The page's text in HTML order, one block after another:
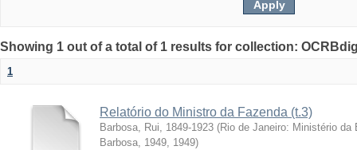
Showing 1 out of a total of 1 results for collection:
1
Relatório do Ministro da Fazenda (t.3)
Barbosa, Rui, 1849-1923 (Rio de Janeiro: Ministério
Barbosa, 1949, 1949)